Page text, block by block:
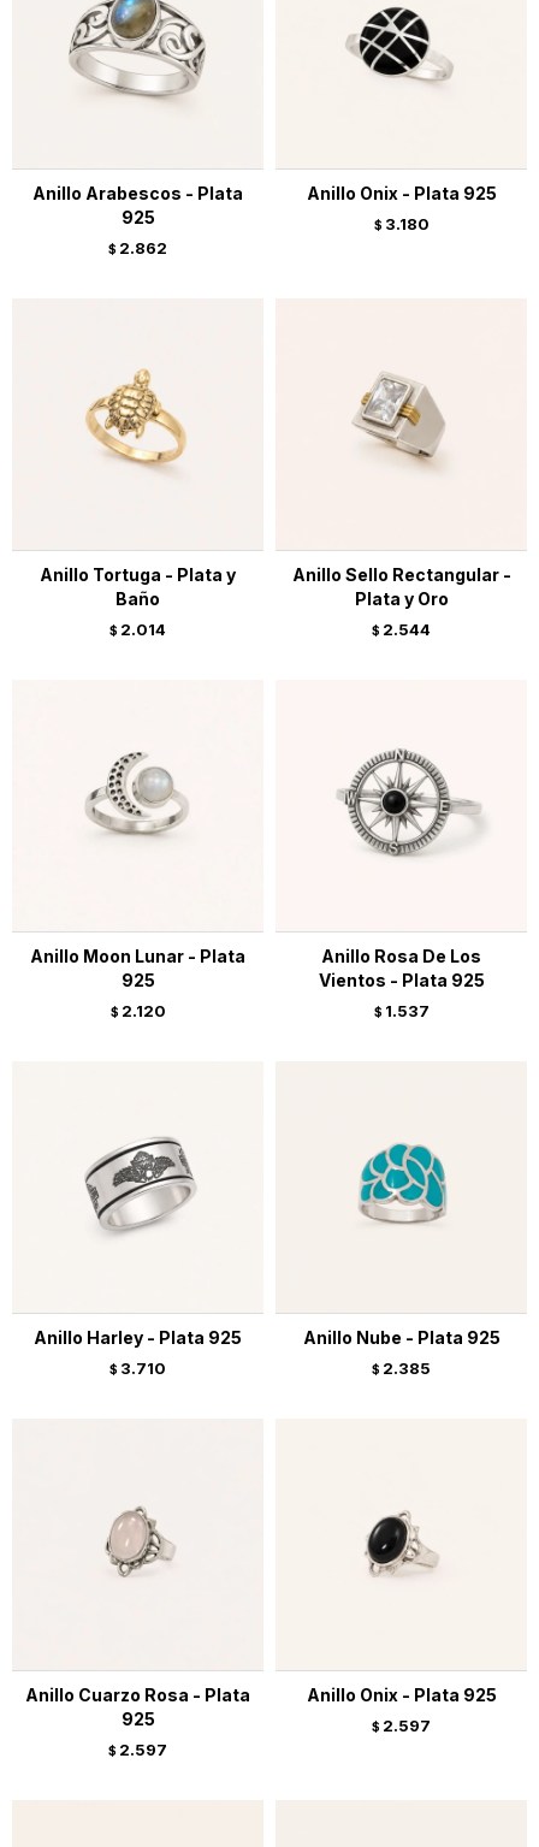
Anillo Arabescos - Plata
925
$ 2.862
Anillo Onix - Plata 925
$ 3.180
Anillo Tortuga - Plata y
Baño
$ 2.014
Anillo Sello Rectangular -
Plata y Oro
$ 2.544
Anillo Moon Lunar - Plata
925
$ 2.120
Anillo Rosa De Los
Vientos - Plata 925
$ 1.537
Anillo Harley - Plata 925
$ 3.710
Anillo Nube - Plata 925
$ 2.385
Anillo Cuarzo Rosa - Plata
925
$ 2.597
Anillo Onix - Plata 925
$ 2.597